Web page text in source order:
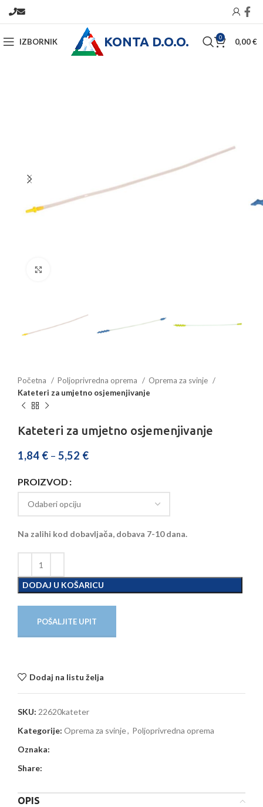
IZBORNIK KONTA D.O.O. 0 0,00€
Početna Poljoprivredna oprema
Oprema za svinje
Kateteri za umjetno osjemenjivanje
Kateteri za umjetno osjemenjivanje
1,84 € – 5,52 €
PROIZVOD
Na zalihi kod dobavljača, dobava 7-10 dana.
DODAJ U KOŠARICU
POŠALJITE UPIT
Dodaj na listu želja
SKU: 22620kateter
Kategorije: Oprema za svinje, Poljoprivredna oprema
Oznaka:
Share:
OPIS